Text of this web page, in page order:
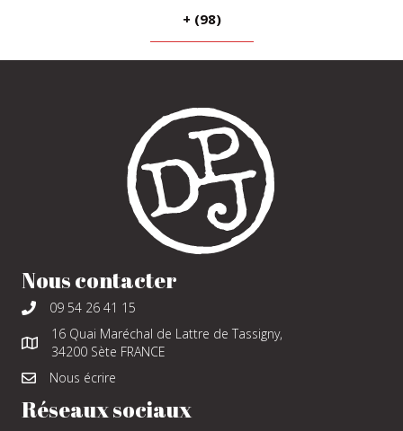
+ (98)
Nous contacter
09 54 26 41 15
16 Quai Maréchal de Lattre de Tassigny,
34200 Sète FRANCE
Nous écrire
Réseaux sociaux